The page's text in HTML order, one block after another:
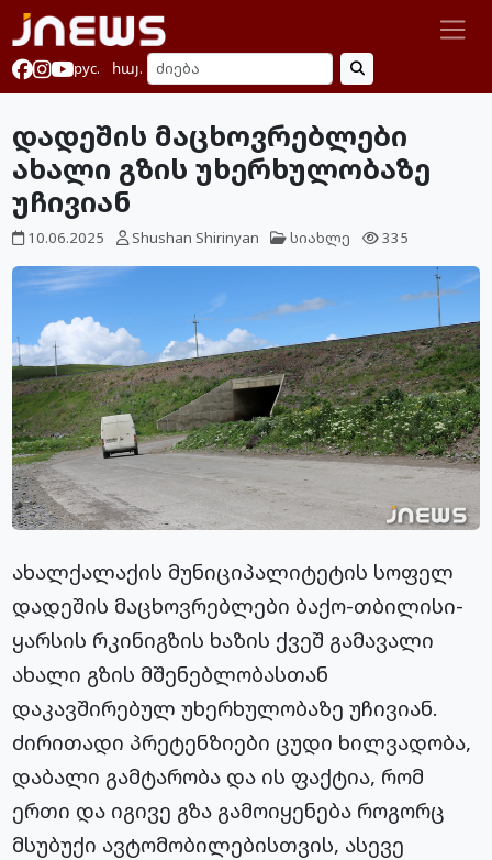
рус. հայ.
დადეშის მაცხოვრებლები
ახალი გზის უხერხულობაზე
უჩივიან
10.06.2025 Shushan Shirinyan სიახლე 335
ახალქალაქის მუნიციპალიტეტის სოფელ
დადეშის მაცხოვრებლები ბაქო-თბილისი-
ყარსის რკინიგზის ხაზის ქვეშ გამავალი
ახალი გზის მშენებლობასთან
დაკავშირებულ უხერხულობაზე უჩივიან.
ძირითადი პრეტენზიები ცუდი ხილვადობა,
დაბალი გამტარობა და ის ფაქტია, რომ
ერთი და იგივე გზა გამოიყენება როგორც
მსუბუქი ავტომობილებისთვის, ასევე